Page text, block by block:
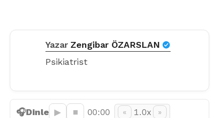
Yazar Zengibar ÖZARSLAN
Psikiatrist
🎧Dinle ▶︎ ■ 00:00 « 1.0x »